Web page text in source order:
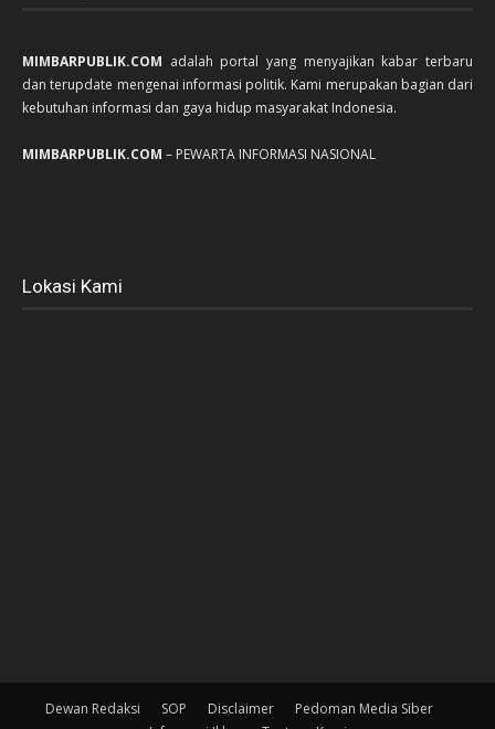
MIMBARPUBLIK.COM adalah portal yang menyajikan kabar terbaru
dan terupdate mengenai informasi politik. Kami merupakan bagian dari
kebutuhan informasi dan gaya hidup masyarakat Indonesia.
MIMBARPUBLIK.COM – PEWARTA INFORMASI NASIONAL
Lokasi Kami
Dewan Redaksi SOP Disclaimer
Pedoman Media Siber